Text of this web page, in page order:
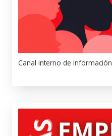
Canal interno de información